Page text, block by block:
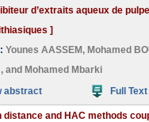
d’extraits aqueux de
]
Younes AASSEM , Mohamed
, and Mohamed Mbarki
abstract
Full Text
distance and HAC methods